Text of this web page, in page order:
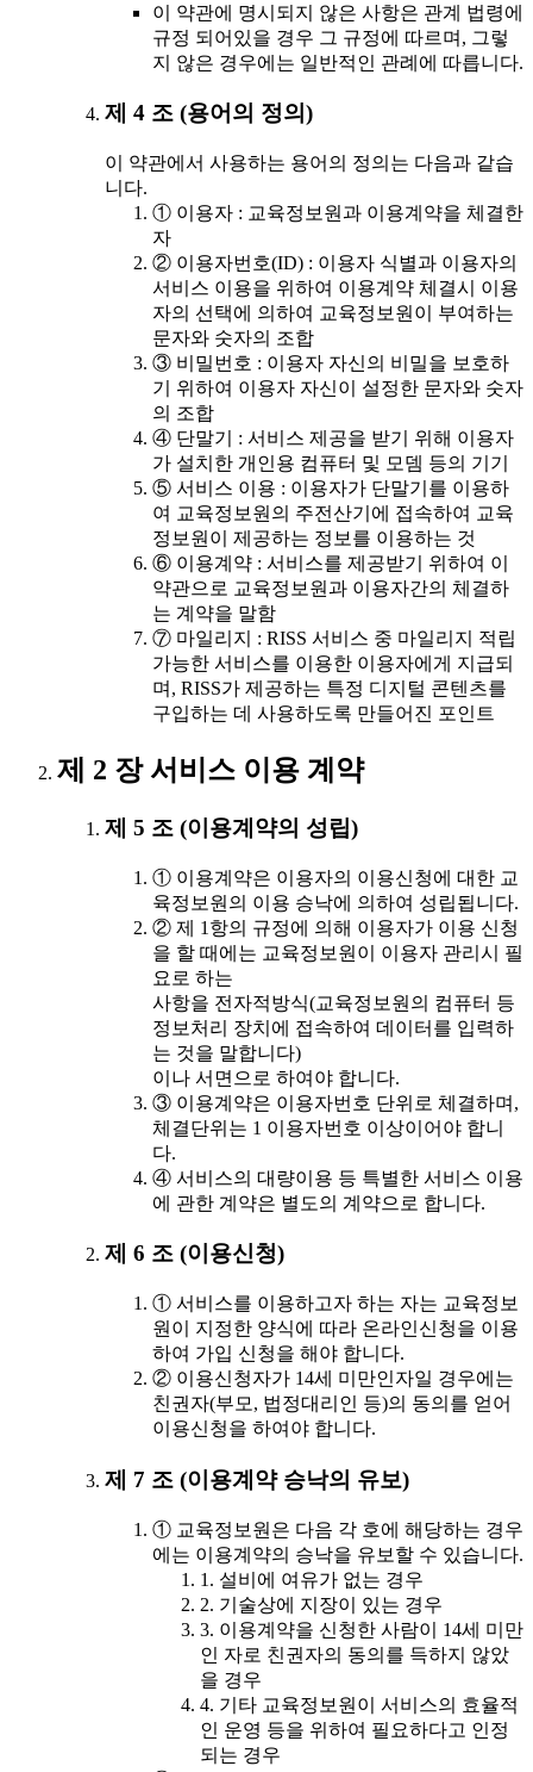
이 약관에 명시되지 않은 사항은 관계 법령에
규정 되어있을 경우 그 규정에 따르며, 그렇
지 않은 경우에는 일반적인 관례에 따릅니다.
제 4 조 (용어의 정의)
이 약관에서 사용하는 용어의 정의는 다음과 같습
니다.
① 이용자 : 교육정보원과 이용계약을 체결한
자
② 이용자번호(ID) : 이용자 식별과 이용자의
서비스 이용을 위하여 이용계약 체결시 이용
자의 선택에 의하여 교육정보원이 부여하는
문자와 숫자의 조합
③ 비밀번호 : 이용자 자신의 비밀을 보호하
기 위하여 이용자 자신이 설정한 문자와 숫자
의 조합
④ 단말기 : 서비스 제공을 받기 위해 이용자
가 설치한 개인용 컴퓨터 및 모뎀 등의 기기
⑤ 서비스 이용 : 이용자가 단말기를 이용하
여 교육정보원의 주전산기에 접속하여 교육
정보원이 제공하는 정보를 이용하는 것
⑥ 이용계약 : 서비스를 제공받기 위하여 이
약관으로 교육정보원과 이용자간의 체결하
는 계약을 말함
⑦ 마일리지 : RISS 서비스 중 마일리지 적립
가능한 서비스를 이용한 이용자에게 지급되
며, RISS가 제공하는 특정 디지털 콘텐츠를
구입하는 데 사용하도록 만들어진 포인트
제 2 장 서비스 이용 계약
제 5 조 (이용계약의 성립)
① 이용계약은 이용자의 이용신청에 대한 교
육정보원의 이용 승낙에 의하여 성립됩니다.
② 제 1항의 규정에 의해 이용자가 이용 신청
을 할 때에는 교육정보원이 이용자 관리시 필
요로 하는
사항을 전자적방식(교육정보원의 컴퓨터 등
정보처리 장치에 접속하여 데이터를 입력하
는 것을 말합니다)
이나 서면으로 하여야 합니다.
③ 이용계약은 이용자번호 단위로 체결하며,
체결단위는 1 이용자번호 이상이어야 합니
다.
④ 서비스의 대량이용 등 특별한 서비스 이용
에 관한 계약은 별도의 계약으로 합니다.
제 6 조 (이용신청)
① 서비스를 이용하고자 하는 자는 교육정보
원이 지정한 양식에 따라 온라인신청을 이용
하여 가입 신청을 해야 합니다.
② 이용신청자가 14세 미만인자일 경우에는
친권자(부모, 법정대리인 등)의 동의를 얻어
이용신청을 하여야 합니다.
제 7 조 (이용계약 승낙의 유보)
① 교육정보원은 다음 각 호에 해당하는 경우
에는 이용계약의 승낙을 유보할 수 있습니다.
1. 설비에 여유가 없는 경우
2. 기술상에 지장이 있는 경우
3. 이용계약을 신청한 사람이 14세 미만
인 자로 친권자의 동의를 득하지 않았
을 경우
4. 기타 교육정보원이 서비스의 효율적
인 운영 등을 위하여 필요하다고 인정
되는 경우